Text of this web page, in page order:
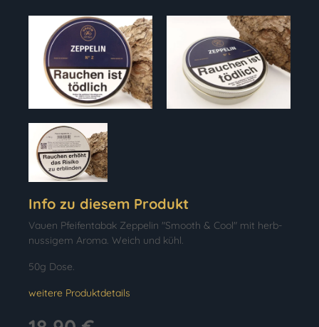
Info zu diesem Produkt
Vauen Pfeifentabak Zeppelin "Smooth & Cool" mit herb-
nussigem Aroma. Weich und kühl.
50g Dose.
weitere Produktdetails